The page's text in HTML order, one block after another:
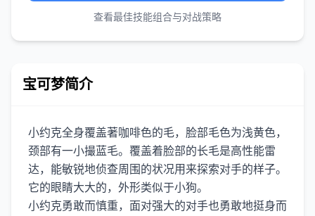
查看最佳技能组合与对战策略
宝可梦简介
小约克全身覆盖著咖啡色的毛，脸部毛色为浅黄色，
颈部有一小撮蓝毛。覆盖着脸部的长毛是高性能雷
达，能敏锐地侦查周围的状况用来探索对手的样子。
它的眼睛大大的，外形类似于小狗。
小约克勇敢而慎重，面对强大的对手也勇敢地挺身而